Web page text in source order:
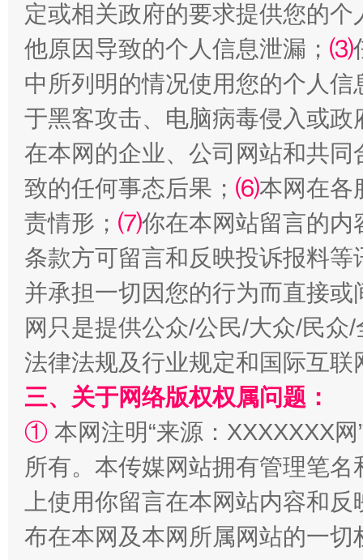
揭批美国五大"原罪" "炒
解纷+调解+退费，一次搞定
站台名比不上好声名
定或相关政府的要求提供您的个
他原因导致的个人信息泄漏； ⑶
中所列明的情况使用您的个人
于黑客攻击、电脑病毒侵入或
在本网的企业、公司网站和共
致的任何事态后果； ⑹本网在各
责情形； ⑺你在本网站留言的内
条款方可留言和反映投诉报料
并承担一切因您的行为而直接
网只是提供公众/公民/大众/民
法律法规及行业规定和国际互
三、关于网络版权权属问题：
① 本网注明“来源：XXXXXXX
所有。本传媒网站拥有管理笔
上使用你留言在本网站内容和
布在本网及本网所属网站的一